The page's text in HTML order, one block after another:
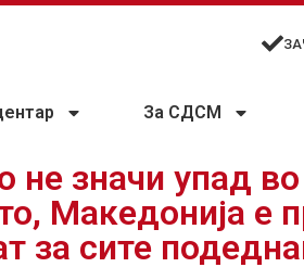
За СДСМ
не значи упад во
Македонија е
за сите